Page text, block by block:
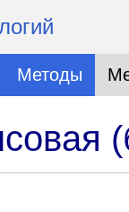
Методы